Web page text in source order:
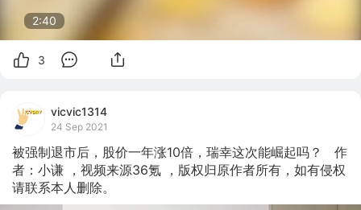
2:40
3
vicvic1314
24 Sep 2021
被强制退市后，股价一年涨10倍，瑞幸这次能崛起吗？   作
者：小谦 ，视频来源36氪 ，版权归原作者所有，如有侵权
请联系本人删除。